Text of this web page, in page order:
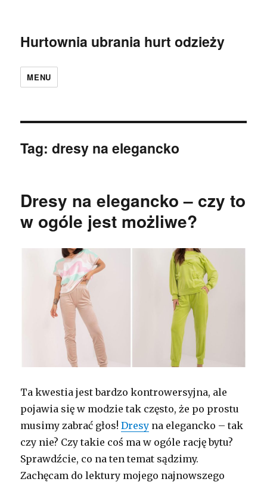
Hurtownia ubrania hurt odzieży
MENU
Tag:dresy na elegancko
Dresy na elegancko – czy to
w ogóle jest możliwe?
Ta kwestia jest bardzo kontrowersyjna, ale
pojawia się w modzie tak często, że po prostu
musimy zabrać głos!Dresy na elegancko – tak
czy nie? Czy takie coś ma w ogóle rację bytu?
Sprawdźcie, co na ten temat sądzimy.
Zachęcam do lektury mojego najnowszego